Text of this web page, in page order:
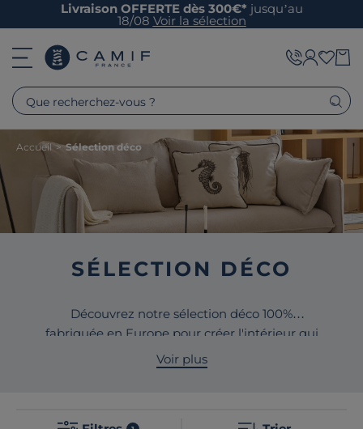
Livraison OFFERTE dès 300€* jusqu’au
18/08 Voir la sélection
Que recherchez-vous ?
Accueil > Sélection déco
SÉLECTION DÉCO
Découvrez notre sélection déco 100%
fabriquée en Europe pour créer l'intérieur qui
Vases décorations murales
arts de la table
Voir plus